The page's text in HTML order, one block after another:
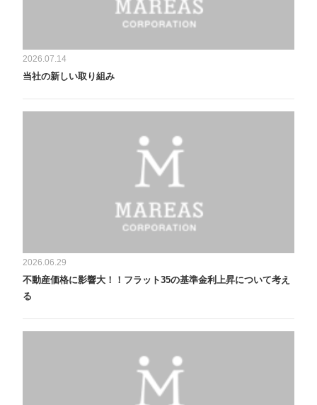
2026.07.14
当社の新しい取り組み
2026.06.29
不動産価格に影響大！！フラット35の基準金利上昇について考え
る